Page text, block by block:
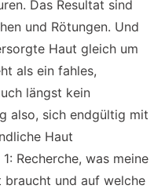
Das Resultat sind
und Rötungen. Und
Haut gleich um
als ein fahles,
längst kein
also, sich endgültig mit
Haut
Recherche, was meine
und auf welche